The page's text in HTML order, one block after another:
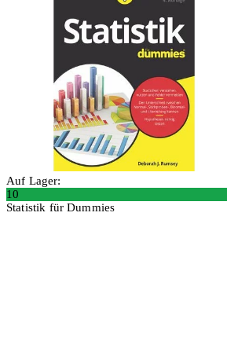
Auf Lager:
10
Statistik für Dummies